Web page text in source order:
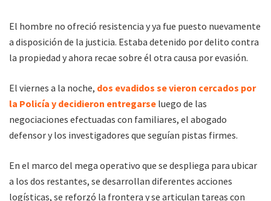
El hombre no ofreció resistencia y ya fue puesto nuevamente
a disposición de la justicia. Estaba detenido por delito contra
la propiedad y ahora recae sobre él otra causa por evasión.
El viernes a la noche, dos evadidos se vieron cercados por
la Policía y decidieron entregarse luego de las
negociaciones efectuadas con familiares, el abogado
defensor y los investigadores que seguían pistas firmes.
En el marco del mega operativo que se despliega para ubicar
a los dos restantes, se desarrollan diferentes acciones
logísticas, se reforzó la frontera y se articulan tareas con